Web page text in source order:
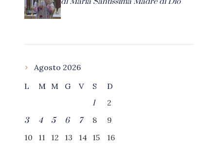
Agosto 2026
L
M M G V S
D
1
2
3
4 5 6 7 8
9
10
11 12 13 14 15
16